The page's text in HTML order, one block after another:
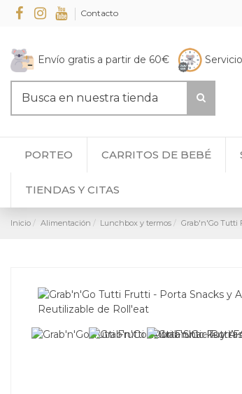
Contacto
Envío gratis a partir de 60€
PORTEO CARRITOS DE BEBÉ
TIENDAS Y CITAS
Inicio Alimentación Lunchbox y termos Grab'n'Go Tutti